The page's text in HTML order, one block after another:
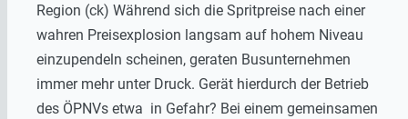
Region (ck) Während sich die Spritpreise nach einer
wahren Preisexplosion langsam auf hohem Niveau
einzupendeln scheinen, geraten Busunternehmen
immer mehr unter Druck. Gerät hierdurch der Betrieb
des ÖPNVs etwa in Gefahr? Bei einem gemeinsamen